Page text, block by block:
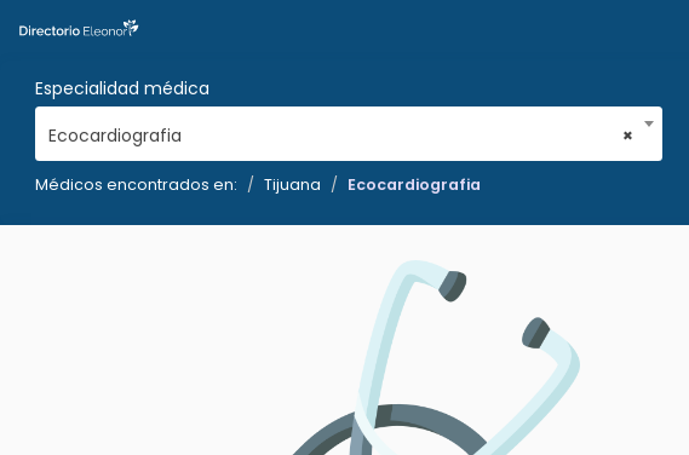
Especialidad médica
×
Ecocardiografia
Médicos encontrados en: Tijuana Ecocardiografia